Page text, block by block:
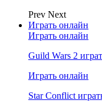
Prev Next
Играть онлайн
Играть онлайн
Guild Wars 2
Играть онлайн
Star Conflict